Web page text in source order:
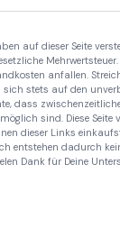
auf dieser Seite
anfallen.
sich stets auf den
dass
sind. Diese Seite
dieser Links
entstehen dadurch
Dank für Deine